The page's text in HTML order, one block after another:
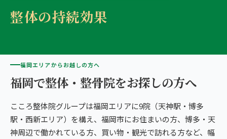
STORES 福岡9院から探す
世界のこころ整骨院 薬院駅ビル院
腰痛
頭痛・偏頭痛
膝痛
INFO 福岡エリアの情報
初めての方へ
料金
アクセス・営業時間
TRUST 信頼の根拠
お客様の声
スタッフ紹介
ABOUT US こころ整体院について
giversメソッドGIFT
整体の持続効果
福岡エリアからお越しの方へ
福岡で整体・整骨院をお探しの方へ
こころ整体院グループは福岡エリアに9院（天神駅・博多
駅・西新エリア）を構え、福岡市にお住まいの方、博多・天
神周辺で働かれている方、買い物・観光で訪れる方など、幅